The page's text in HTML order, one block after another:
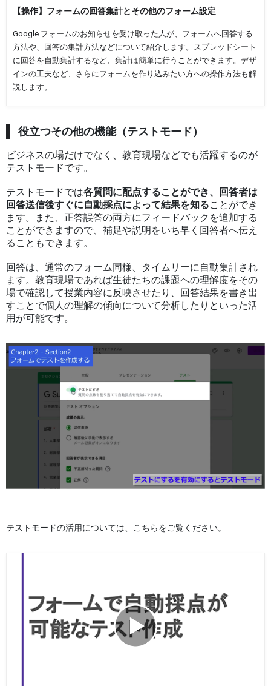
【操作】フォームの回答集計とその他のフォーム設定
Google フォームのお知らせを受け取った人が、フォームへ回答する
方法や、回答の集計方法などについて紹介します。スプレッドシート
に回答を自動集計するなど、集計は簡単に行うことができます。デザ
インの工夫など、さらにフォームを作り込みたい方への操作方法も解
説します。
役立つその他の機能（テストモード）
ビジネスの場だけでなく、教育現場などでも活躍するのが
テストモードです。
テストモードでは各質問に配点することができ、回答者は
回答送信後すぐに自動採点によって結果を知ることができ
ます。また、正答誤答の両方にフィードバックを追加する
ことができますので、補足や説明をいち早く回答者へ伝え
ることもできます。
回答は、通常のフォーム同様、タイムリーに自動集計され
ます。教育現場であれば生徒たちの課題への理解度をその
場で確認して授業内容に反映させたり、回答結果を書き出
すことで個人の理解の傾向について分析したりといった活
用が可能です。
テストモードの活用については、こちらをご覧ください。